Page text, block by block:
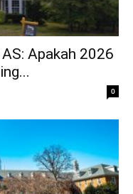
Apakah 2026
0